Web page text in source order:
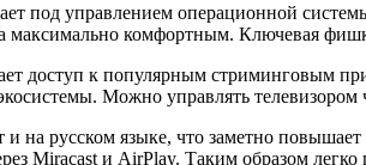
под управлением операционной
максимально комфортным. Ключевая
доступ к популярным стриминговым
Можно управлять телевизором
и на русском языке, что заметно
Miracast и AirPlay. Таким образом